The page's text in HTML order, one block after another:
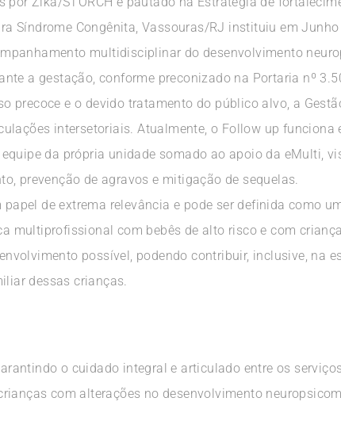
Síndrome Congênita, Vassouras/RJ instituiu em
multidisciplinar do desenvolvimento
a gestação, conforme preconizado na Portaria nº
precoce e o devido tratamento do público alvo, a
intersetoriais. Atualmente, o Follow up funciona
da própria unidade somado ao apoio da eMulti,
prevenção de agravos e mitigação de sequelas.
de extrema relevância e pode ser definida como
multiprofissional com bebês de alto risco e com
possível, podendo contribuir, inclusive, na
dessas crianças.
o cuidado integral e articulado entre os
com alterações no desenvolvimento